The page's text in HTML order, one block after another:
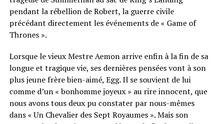
pendant la rébellion de Robert, la guerre civile
précédant directement les événements de « Game of
Thrones ».
Lorsque le vieux Mestre Aemon arrive enfin à la fin de sa
longue et tragique vie, ses dernières pensées vont à son
plus jeune frère bien-aimé, Egg. Il se souvient de lui
comme d’un « bonhomme joyeux » au rire innocent, que
nous avons tous deux pu constater par nous-mêmes
dans « Un Chevalier des Sept Royaumes ». Mais son